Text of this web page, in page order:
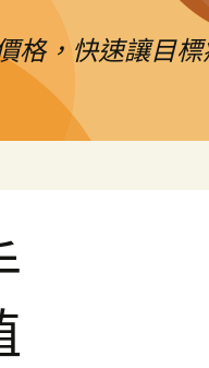
格，快速讓目標